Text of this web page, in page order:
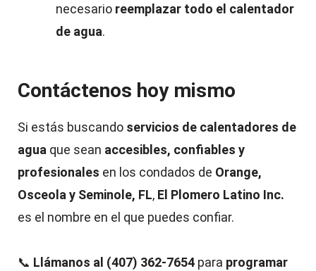
necesario reemplazar todo el calentador
de agua.
Contáctenos hoy mismo
Si estás buscando servicios de calentadores de
agua que sean accesibles, confiables y
profesionales en los condados de Orange,
Osceola y Seminole, FL, El Plomero Latino Inc.
es el nombre en el que puedes confiar.
📞 Llámanos al (407) 362-7654 para programar